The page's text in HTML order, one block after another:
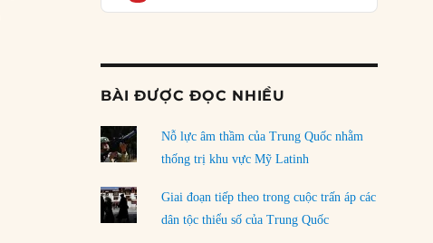
03/08/2026
Đặt cược vào thất bại: Các quỹ đầu tư mạo
rủi ro
02/08/2026
Làm thế nào để kết thúc Chiến tranh Iran?
01/08/2026
BÀI ĐƯỢC ĐỌC NHIỀU
Nỗ lực âm thầm của Trung Quốc nhằm
thống trị khu vực Mỹ Latinh
Giai đoạn tiếp theo trong cuộc trấn áp các
dân tộc thiểu số của Trung Quốc